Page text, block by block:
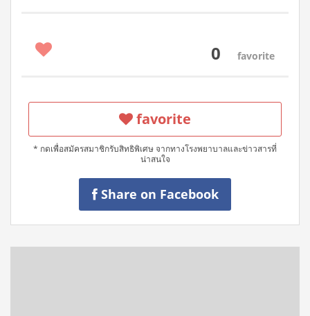
0 favorite
favorite
* กดเพื่อสมัครสมาชิกรับสิทธิพิเศษ จากทางโรงพยาบาลและข่าวสารที่
น่าสนใจ
Share on Facebook